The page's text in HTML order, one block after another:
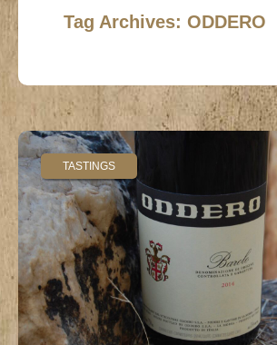
Tag Archives: ODDERO
TASTINGS